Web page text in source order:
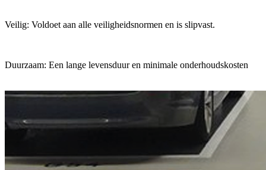
Veilig: Voldoet aan alle veiligheidsnormen en is slipvast.
Duurzaam: Een lange levensduur en minimale onderhoudskosten